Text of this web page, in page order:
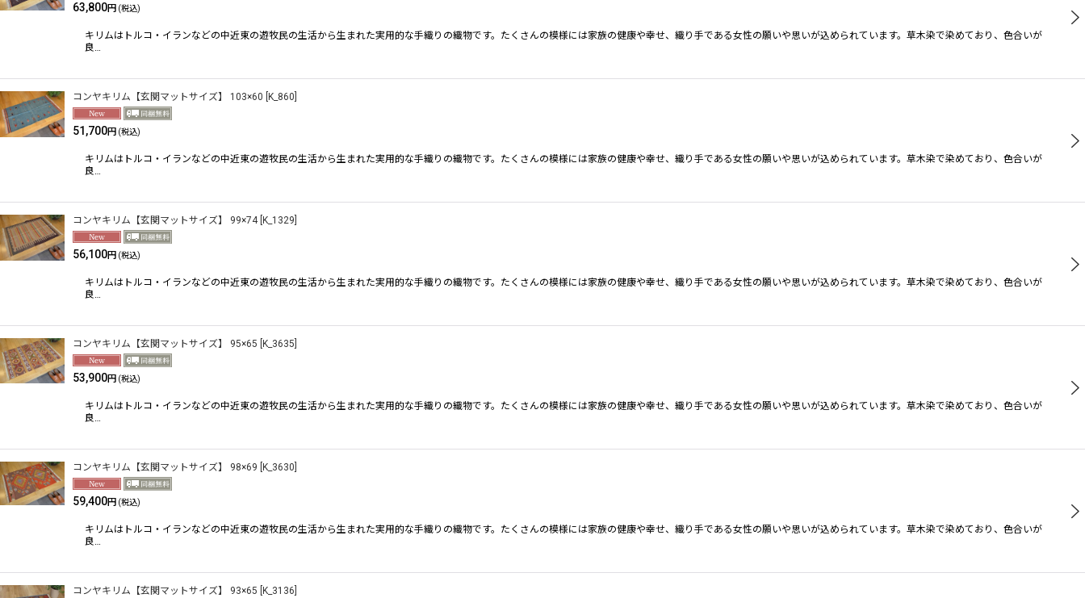
63,800円 (税込)
キリムはトルコ・イランなどの中近東の遊牧民の生活から生まれた実用的な手織りの織物です。たくさんの模様には家族の健康や幸せ、織り手である女性の願いや思いが込められています。草木染で染めており、色合いが
良…
コンヤキリム【玄関マットサイズ】 103×60 K_860
51,700円 (税込)
キリムはトルコ・イランなどの中近東の遊牧民の生活から生まれた実用的な手織りの織物です。たくさんの模様には家族の健康や幸せ、織り手である女性の願いや思いが込められています。草木染で染めており、色合いが
良…
コンヤキリム【玄関マットサイズ】 99×74 K_1329
56,100円 (税込)
キリムはトルコ・イランなどの中近東の遊牧民の生活から生まれた実用的な手織りの織物です。たくさんの模様には家族の健康や幸せ、織り手である女性の願いや思いが込められています。草木染で染めており、色合いが
良…
コンヤキリム【玄関マットサイズ】 95×65 K_3635
53,900円 (税込)
キリムはトルコ・イランなどの中近東の遊牧民の生活から生まれた実用的な手織りの織物です。たくさんの模様には家族の健康や幸せ、織り手である女性の願いや思いが込められています。草木染で染めており、色合いが
良…
コンヤキリム【玄関マットサイズ】 98×69 K_3630
59,400円 (税込)
キリムはトルコ・イランなどの中近東の遊牧民の生活から生まれた実用的な手織りの織物です。たくさんの模様には家族の健康や幸せ、織り手である女性の願いや思いが込められています。草木染で染めており、色合いが
良…
コンヤキリム【玄関マットサイズ】 93×65 K_3136